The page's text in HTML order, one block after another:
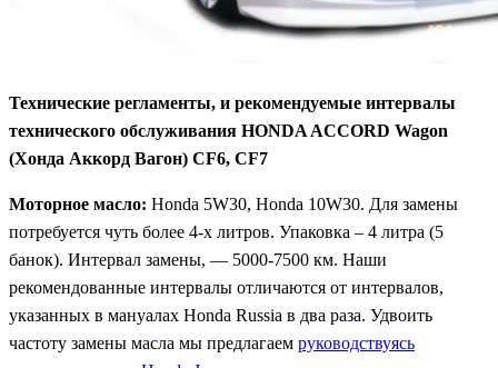
Технические регламенты, и рекомендуемые интервалы
технического обслуживания HONDA ACCORD Wagon
(Хонда Аккорд Вагон) CF6, CF7
Моторное масло: Honda 5W30, Honda 10W30. Для замены
потребуется чуть более 4-х литров. Упаковка – 4 литра (5
банок). Интервал замены, — 5000-7500 км. Наши
рекомендованные интервалы отличаются от интервалов,
указанных в мануалах Honda Russia в два раза. Удвоить
частоту замены масла мы предлагаем руководствуясь